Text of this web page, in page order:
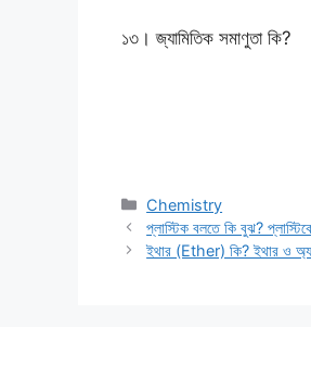
১৩। জ্যামিতিক সমাণুতা কি?
Categories
Chemistry
প্লাস্টিক বলতে কি বুঝ?
ইথার (Ether) কি? ইথার ও